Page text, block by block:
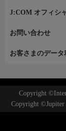
J:COM オフィシ
お問い合わせ
お客さまのデー
Copyright
Copyright ©Jupiter